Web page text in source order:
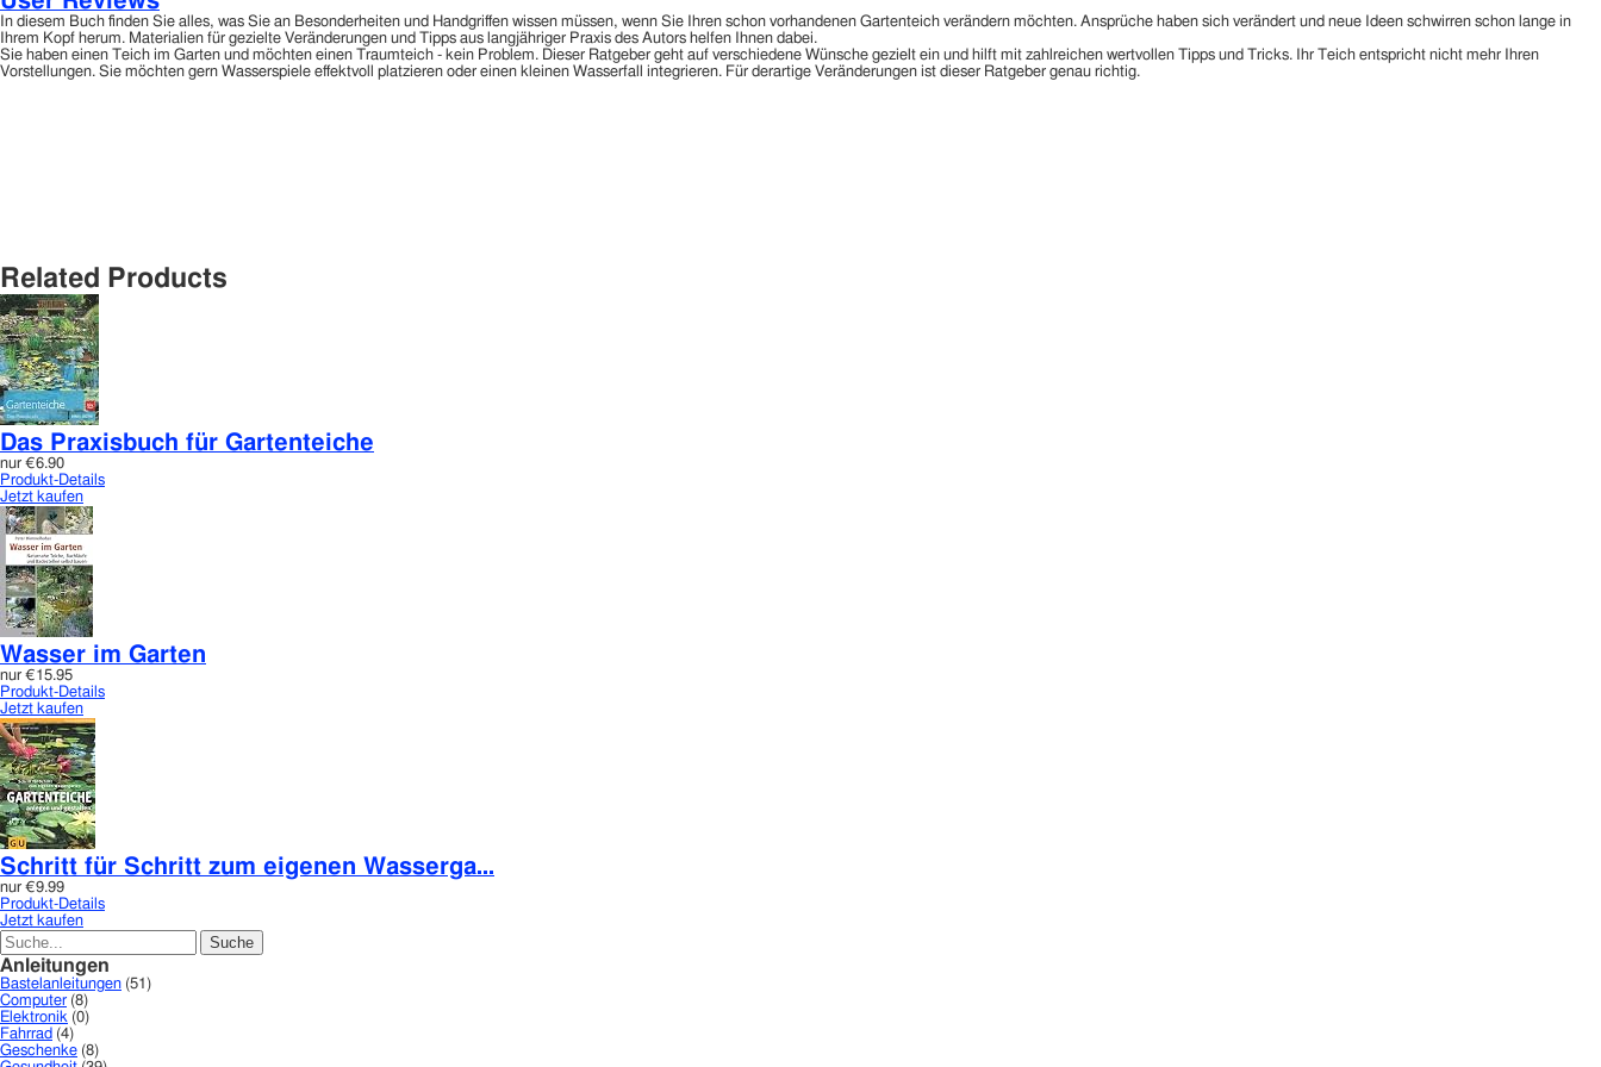
In diesem Buch finden Sie alles, was Sie an Besonderheiten und Handgriffen wissen müssen, wenn Sie Ihren schon vorhandenen Gartenteich verändern möchten. Ansprüche haben sich verändert und neue Ideen schwirren schon lange in
Ihrem Kopf herum. Materialien für gezielte Veränderungen und Tipps aus langjähriger Praxis des Autors helfen Ihnen dabei.
Sie haben einen Teich im Garten und möchten einen Traumteich - kein Problem. Dieser Ratgeber geht auf verschiedene Wünsche gezielt ein und hilft mit zahlreichen wertvollen Tipps und Tricks. Ihr Teich entspricht nicht mehr Ihren
Vorstellungen. Sie möchten gern Wasserspiele effektvoll platzieren oder einen kleinen Wasserfall integrieren. Für derartige Veränderungen ist dieser Ratgeber genau richtig.
Related Products
Das Praxisbuch für Gartenteiche
nur €6.90
Produkt-Details
Jetzt kaufen
Wasser im Garten
nur €15.95
Produkt-Details
Jetzt kaufen
Schritt für Schritt zum eigenen Wasserga...
nur €9.99
Produkt-Details
Jetzt kaufen
Anleitungen
Bastelanleitungen (51)
Computer (8)
Elektronik (0)
Fahrrad (4)
Geschenke (8)